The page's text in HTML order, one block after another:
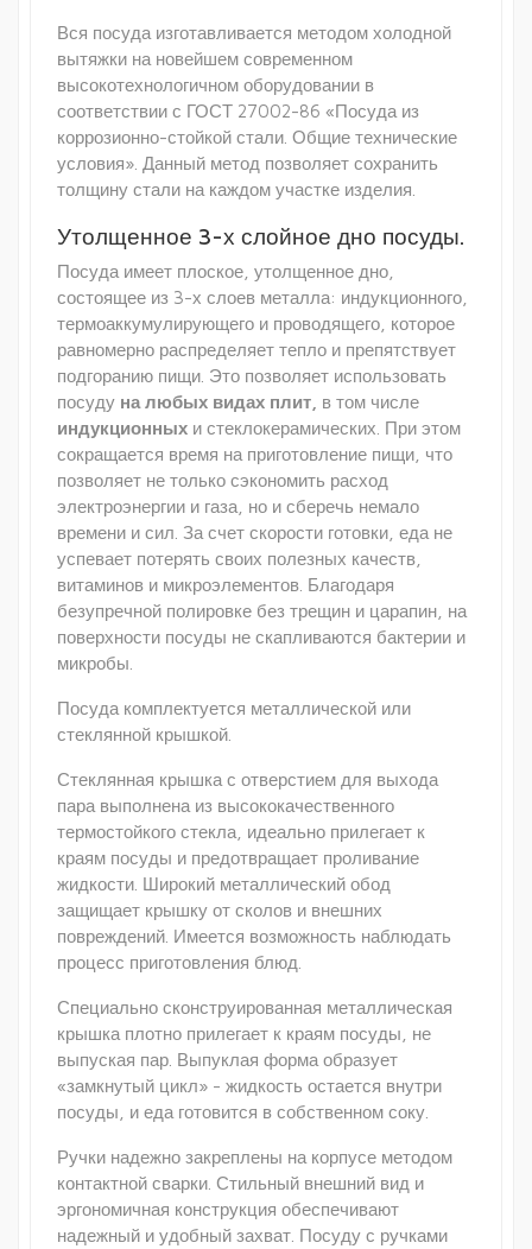
Вся посуда изготавливается методом холодной
вытяжки на новейшем современном
высокотехнологичном оборудовании в
соответствии с ГОСТ 27002-86 «Посуда из
коррозионно-стойкой стали. Общие технические
условия». Данный метод позволяет сохранить
толщину стали на каждом участке изделия.
Утолщенное 3-х слойное дно посуды.
Посуда имеет плоское, утолщенное дно,
состоящее из 3-х слоев металла: индукционного,
термоаккумулирующего и проводящего, которое
равномерно распределяет тепло и препятствует
подгоранию пищи. Это позволяет использовать
посуду на любых видах плит, в том числе
индукционных и стеклокерамических. При этом
сокращается время на приготовление пищи, что
позволяет не только сэкономить расход
электроэнергии и газа, но и сберечь немало
времени и сил. За счет скорости готовки, еда не
успевает потерять своих полезных качеств,
витаминов и микроэлементов. Благодаря
безупречной полировке без трещин и царапин, на
поверхности посуды не скапливаются бактерии и
микробы.
Посуда комплектуется металлической или
стеклянной крышкой.
Стеклянная крышка с отверстием для выхода
пара выполнена из высококачественного
термостойкого стекла, идеально прилегает к
краям посуды и предотвращает проливание
жидкости. Широкий металлический обод
защищает крышку от сколов и внешних
повреждений. Имеется возможность наблюдать
процесс приготовления блюд.
Специально сконструированная металлическая
крышка плотно прилегает к краям посуды, не
выпуская пар. Выпуклая форма образует
«замкнутый цикл» - жидкость остается внутри
посуды, и еда готовится в собственном соку.
Ручки надежно закреплены на корпусе методом
контактной сварки. Стильный внешний вид и
эргономичная конструкция обеспечивают
надежный и удобный захват. Посуду с ручками